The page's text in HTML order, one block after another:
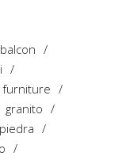
balcon
furniture
granito
piedra